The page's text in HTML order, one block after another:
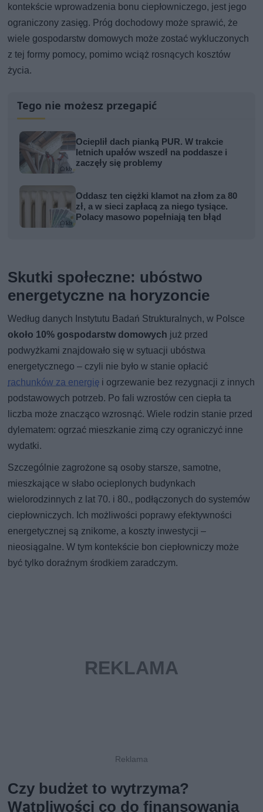
kontekście wprowadzenia bonu ciepłowniczego, jest jego
ograniczony zasięg. Próg dochodowy może sprawić, że
wiele gospodarstw domowych może zostać wykluczonych
z tej formy pomocy, pomimo wciąż rosnących kosztów
życia.
Tego nie możesz przegapić
Ocieplił dach pianką PUR. W trakcie
letnich upałów wszedł na poddasze i
zaczęły się problemy
Oddasz ten ciężki klamot na złom za 80
zł, a w sieci zapłacą za niego tysiące.
Polacy masowo popełniają ten błąd
Skutki społeczne: ubóstwo
energetyczne na horyzoncie
Według danych Instytutu Badań Strukturalnych, w Polsce
około 10% gospodarstw domowych już przed
podwyżkami znajdowało się w sytuacji ubóstwa
energetycznego – czyli nie było w stanie opłacić
rachunków za energię i ogrzewanie bez rezygnacji z innych
podstawowych potrzeb. Po fali wzrostów cen ciepła ta
liczba może znacząco wzrosnąć. Wiele rodzin stanie przed
dylematem: ogrzać mieszkanie zimą czy ograniczyć inne
wydatki.
Szczególnie zagrożone są osoby starsze, samotne,
mieszkające w słabo ocieplonych budynkach
wielorodzinnych z lat 70. i 80., podłączonych do systemów
ciepłowniczych. Ich możliwości poprawy efektywności
energetycznej są znikome, a koszty inwestycji –
nieosiągalne. W tym kontekście bon ciepłowniczy może
być tylko doraźnym środkiem zaradczym.
Czy budżet to wytrzyma?
Wątpliwości co do finansowania